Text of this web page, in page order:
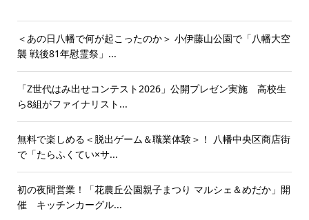
＜あの日八幡で何が起こったのか＞ 小伊藤山公園で「八幡大空
襲 戦後81年慰霊祭」...
「Z世代はみ出せコンテスト2026」公開プレゼン実施 高校生
ら8組がファイナリスト...
無料で楽しめる＜脱出ゲーム＆職業体験＞！ 八幡中央区商店街
で「たらふくてい×サ...
初の夜間営業！「花農丘公園親子まつり マルシェ＆めだか」開
催 キッチンカーグル...